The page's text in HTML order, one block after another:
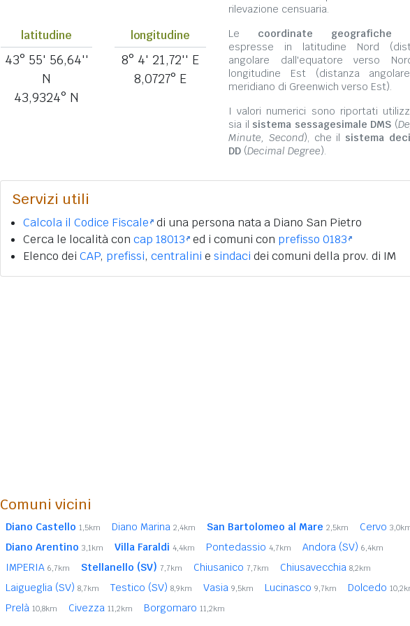
rilevazione censuaria.
latitudine
43° 55' 56,64''
N
43,9324° N
longitudine
8° 4' 21,72'' E
8,0727° E
Le coordinate geografiche
espresse in latitudine Nord
angolare dall'equatore verso
longitudine Est (distanza
meridiano di Greenwich verso Est).
I valori numerici sono riportati
sia il sistema sessagesimale DMS (
Minute, Second), che il sistema
DD (Decimal Degree).
Servizi utili
Calcola il Codice Fiscale di una persona nata a Diano San Pietro
Cerca le località con cap 18013 ed i comuni con prefisso 0183
Elenco dei CAP, prefissi, centralini e sindaci dei comuni della prov. di IM
Comuni vicini
Diano Castello 1,5km Diano Marina 2,4km San Bartolomeo al Mare 2,5km Cervo
Diano Arentino 3,1km Villa Faraldi 4,4km Pontedassio 4,7km Andora (SV) 6,4km
IMPERIA 6,7km Stellanello (SV) 7,7km Chiusanico 7,7km Chiusavecchia 8,2km
Laigueglia (SV) 8,7km Testico (SV) 8,9km Vasia 9,5km Lucinasco 9,7km Dolcedo
Prelà 10,8km Civezza 11,2km Borgomaro 11,2km